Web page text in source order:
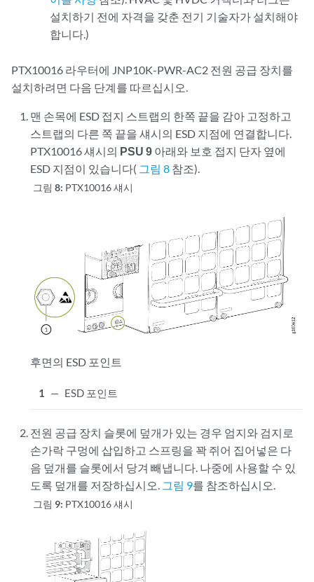
설치하기 전에 자격을 갖춘 전기 기술자가 설치해야
합니다.)
PTX10016 라우터에 JNP10K-PWR-AC2 전원 공급 장치를
설치하려면 다음 단계를 따르십시오.
맨 손목에 ESD 접지 스트랩의 한쪽 끝을 감아 고정하고
스트랩의 다른 쪽 끝을 섀시의 ESD 지점에 연결합니다.
PTX10016 섀시의 PSU 9 아래와 보호 접지 단자 옆에
ESD 지점이 있습니다( 그림 8 참조).
그림 8: PTX10016 섀시
후면의 ESD 포인트
1 — ESD 포인트
전원 공급 장치 슬롯에 덮개가 있는 경우 엄지와 검지로
손가락 구멍에 삽입하고 스프링을 꽉 쥐어 집어넣은 다
음 덮개를 슬롯에서 당겨 빼냅니다. 나중에 사용할 수 있
도록 덮개를 저장하십시오. 그림 9를 참조하십시오.
그림 9: PTX10016 섀시